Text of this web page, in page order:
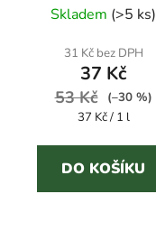
Skladem (>5 ks)
31 Kč bez DPH
37 Kč
53 Kč
(–30 %)
Měrná
37 Kč / 1 l
DO KOŠÍKU